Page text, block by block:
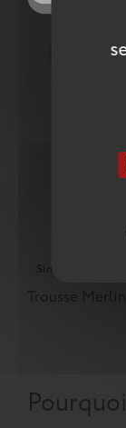
Simple